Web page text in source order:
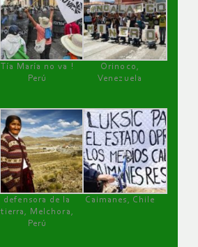
Tía María no va !
Perú
Orinoco,
Venezuela
defensora de la
tierra, Melchora,
Perú
Caimanes, Chile